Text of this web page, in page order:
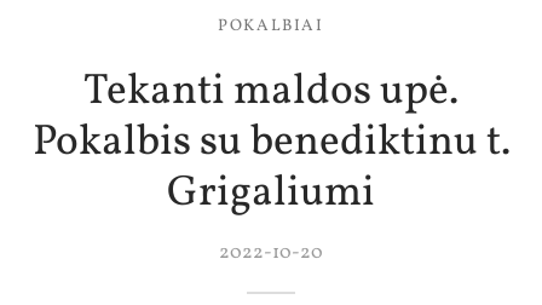
POKALBIAI
Tekanti maldos upė.
Pokalbis su benediktinu t.
Grigaliumi
2022-10-20